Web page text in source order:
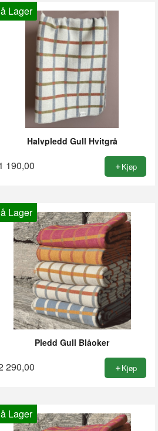
Lager
Halvpledd Gull Hvitgrå
190,00 Kjøp
Lager
Pledd Gull Blåoker
290,00 Kjøp
Lager